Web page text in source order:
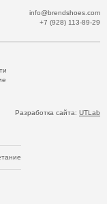
info@brendshoes.com
+7 (928) 113-89-29
Разработка сайта: UTLab